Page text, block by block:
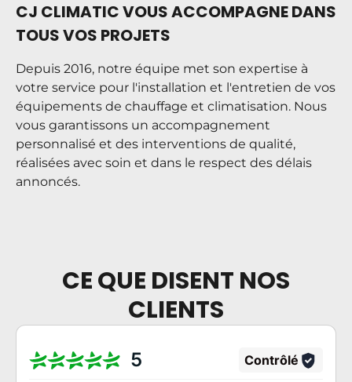
d'opposition ; un droit de réclamation auprès
d'une autorité de contrôle ; le droit de donner
Pour en savoir plus sur le traitement de vos
données et l'exercice de vos droits, consultez
Politique de confidentialité
CJ CLIMATIC VOUS ACCOMPAGNE DANS
TOUS VOS PROJETS
Depuis 2016, notre équipe met son expertise à
votre service pour l'installation et l'entretien de vos
équipements de chauffage et climatisation. Nous
vous garantissons un accompagnement
personnalisé et des interventions de qualité,
réalisées avec soin et dans le respect des délais
annoncés.
CE QUE DISENT NOS
CLIENTS
5 Contrôlé